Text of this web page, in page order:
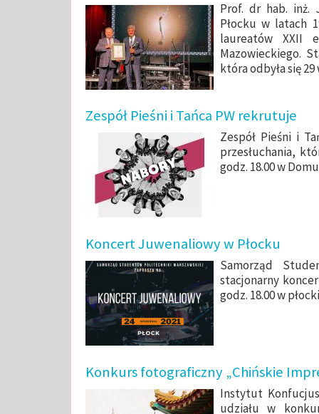
Prof. dr hab. inż.
Płocku w latach
laureatów XXII
Mazowieckiego.
która odbyła się 29
Zespół Pieśni i Tańca PW rekrutuje
Zespół Pieśni i
przesłuchania,
godz. 18.00 w
Koncert Juwenaliowy w Płocku
Samorząd
stacjonarny
godz. 18.00 w
Konkurs fotograficzny „Chińskie
Instytut
udziału w